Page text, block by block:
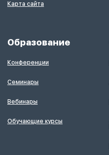
Карта сайта
Образование
Конференции
Семинары
Вебинары
Обучающие курсы